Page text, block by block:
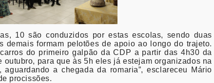
10 são conduzidos por estas escolas, sendo duas
demais formam pelotões de apoio ao longo do trajeto.
carros do primeiro galpão da CDP a partir das 4h30 da
outubro, para que às 5h eles já estejam organizados na
aguardando a chegada da romaria”, esclareceu Mário
procissões.